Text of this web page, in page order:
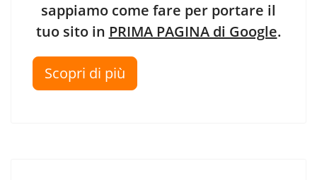
sappiamo come fare per portare il
tuo sito in PRIMA PAGINA di Google.
Scopri di più